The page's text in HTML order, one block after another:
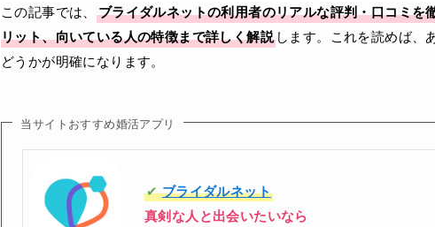
この記事では、 ブライダルネットの利用者のリアルな評判・口コミを
リット、向いている人の特徴まで詳しく解説 します。これを読めば、
どうかが明確になります。
当サイトおすすめ婚活アプリ
✔ ブライダルネット
真剣な人と出会いたいなら